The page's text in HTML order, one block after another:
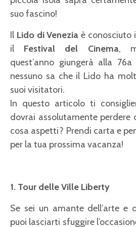
suo fascino!
Il Lido di Venezia è conosciuto
il Festival del Cinema,
quest’anno giungerà alla
nessuno sa che il Lido ha
suoi visitatori.
In questo articolo ti
dovrai assolutamente perdere
cosa aspetti? Prendi carta e
per la tua prossima vacanza!
1. Tour delle Ville Liberty
Se sei un amante dell’arte e
puoi lasciarti sfuggire